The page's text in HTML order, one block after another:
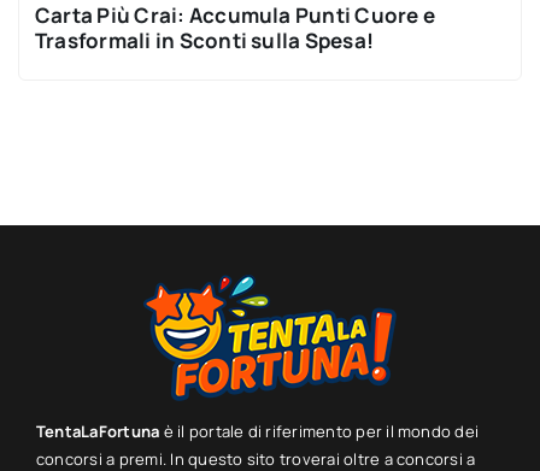
Carta Più Crai: Accumula Punti Cuore e
Trasformali in Sconti sulla Spesa!
TentaLaFortuna è il portale di riferimento per il mondo dei
concorsi a premi. In questo sito troverai oltre a concorsi a